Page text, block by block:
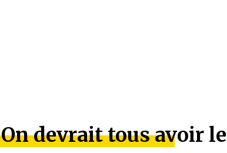
On devrait tous avoir le